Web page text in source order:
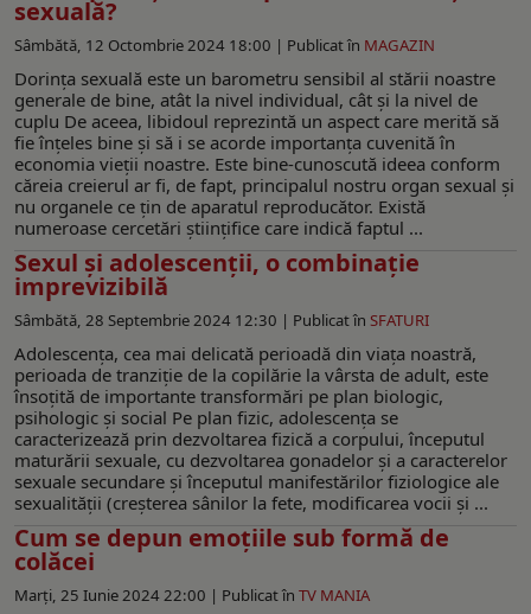
sexuală?
Sâmbătă, 12 Octombrie 2024 18:00 | Publicat în MAGAZIN
Dorința sexuală este un barometru sensibil al stării noastre
generale de bine, atât la nivel individual, cât și la nivel de
cuplu De aceea, libidoul reprezintă un aspect care merită să
fie înțeles bine și să i se acorde importanța cuvenită în
economia vieții noastre. Este bine-cunoscută ideea conform
căreia creierul ar fi, de fapt, principalul nostru organ sexual și
nu organele ce țin de aparatul reproducător. Există
numeroase cercetări științifice care indică faptul ...
Sexul și adolescenții, o combinație
imprevizibilă
Sâmbătă, 28 Septembrie 2024 12:30 | Publicat în SFATURI
Adolescenţa, cea mai delicată perioadă din viaţa noastră,
perioada de tranziţie de la copilărie la vârsta de adult, este
însoţită de importante transformări pe plan biologic,
psihologic şi social Pe plan fizic, adolescenţa se
caracterizează prin dezvoltarea fizică a corpului, începutul
maturării sexuale, cu dezvoltarea gonadelor şi a caracterelor
sexuale secundare şi începutul manifestărilor fiziologice ale
sexualităţii (creşterea sânilor la fete, modificarea vocii şi ...
Cum se depun emoțiile sub formă de
colăcei
Marți, 25 Iunie 2024 22:00 | Publicat în TV MANIA